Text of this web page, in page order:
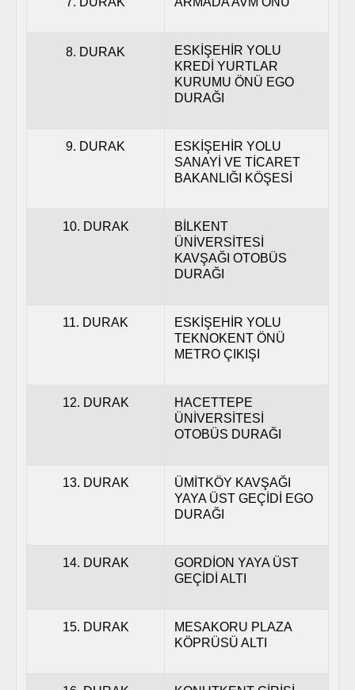
8. DURAK
ESKİŞEHİR YOLU
KREDİ YURTLAR
KURUMU ÖNÜ EGO
DURAĞI
9. DURAK
ESKİŞEHİR YOLU
SANAYİ VE TİCARET
BAKANLIĞI KÖŞESİ
10. DURAK
BİLKENT
ÜNİVERSİTESİ
KAVŞAĞI OTOBÜS
DURAĞI
11. DURAK
ESKİŞEHİR YOLU
TEKNOKENT ÖNÜ
METRO ÇIKIŞI
12. DURAK
HACETTEPE
ÜNİVERSİTESİ
OTOBÜS DURAĞI
13. DURAK
ÜMİTKÖY KAVŞAĞI
YAYA ÜST GEÇİDİ EGO
DURAĞI
14. DURAK
GORDİON YAYA ÜST
GEÇİDİ ALTI
15. DURAK
MESAKORU PLAZA
KÖPRÜSÜ ALTI